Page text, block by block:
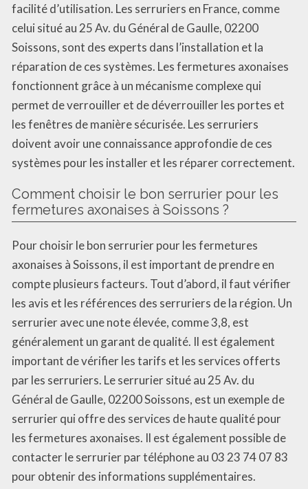
facilité d’utilisation. Les serruriers en France, comme
celui situé au 25 Av. du Général de Gaulle, 02200
Soissons, sont des experts dans l’installation et la
réparation de ces systèmes. Les fermetures axonaises
fonctionnent grâce à un mécanisme complexe qui
permet de verrouiller et de déverrouiller les portes et
les fenêtres de manière sécurisée. Les serruriers
doivent avoir une connaissance approfondie de ces
systèmes pour les installer et les réparer correctement.
Comment choisir le bon serrurier pour les
fermetures axonaises à Soissons ?
Pour choisir le bon serrurier pour les fermetures
axonaises à Soissons, il est important de prendre en
compte plusieurs facteurs. Tout d’abord, il faut vérifier
les avis et les références des serruriers de la région. Un
serrurier avec une note élevée, comme 3,8, est
généralement un garant de qualité. Il est également
important de vérifier les tarifs et les services offerts
par les serruriers. Le serrurier situé au 25 Av. du
Général de Gaulle, 02200 Soissons, est un exemple de
serrurier qui offre des services de haute qualité pour
les fermetures axonaises. Il est également possible de
contacter le serrurier par téléphone au 03 23 74 07 83
pour obtenir des informations supplémentaires.